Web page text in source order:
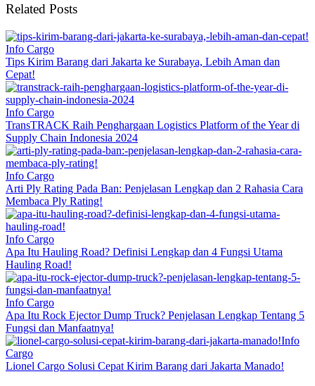
Related Posts
Info Cargo
Tips Kirim Barang dari Jakarta ke Surabaya, Lebih Aman dan
Cepat!
Info Cargo
TransTRACK Raih Penghargaan Logistics Platform of the Year di
Supply Chain Indonesia 2024
Info Cargo
Arti Ply Rating Pada Ban: Penjelasan Lengkap dan 2 Rahasia Cara
Membaca Ply Rating!
Info Cargo
Apa Itu Hauling Road? Definisi Lengkap dan 4 Fungsi Utama
Hauling Road!
Info Cargo
Apa Itu Rock Ejector Dump Truck? Penjelasan Lengkap Tentang 5
Fungsi dan Manfaatnya!
Info
Cargo
Lionel Cargo Solusi Cepat Kirim Barang dari Jakarta Manado!